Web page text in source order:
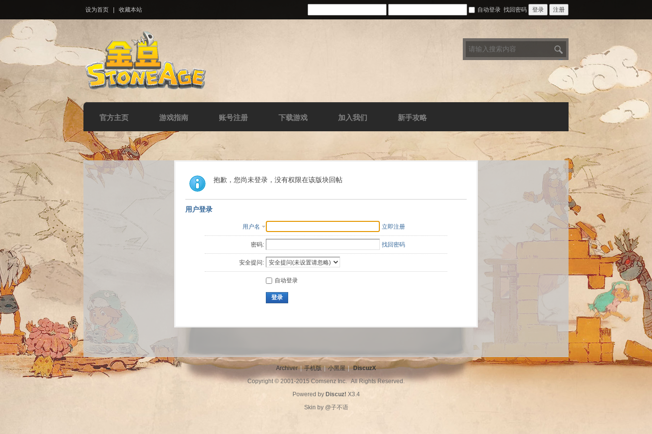
设为首页 收藏本站 自动登录 找回密码 登录 注册
官方主页 游戏指南 账号注册 下载游戏 加入我们 新手攻略
抱歉，您尚未登录，没有权限在该版块回帖
用户登录
用户名 立即注册
密码: 找回密码
安全提问:
自动登录
登录
Archiver | 手机版 | 小黑屋 | DiscuzX
Copyright © 2001-2015Comsenz Inc.All Rights Reserved.
Powered by Discuz! X3.4
Skin by @子不语